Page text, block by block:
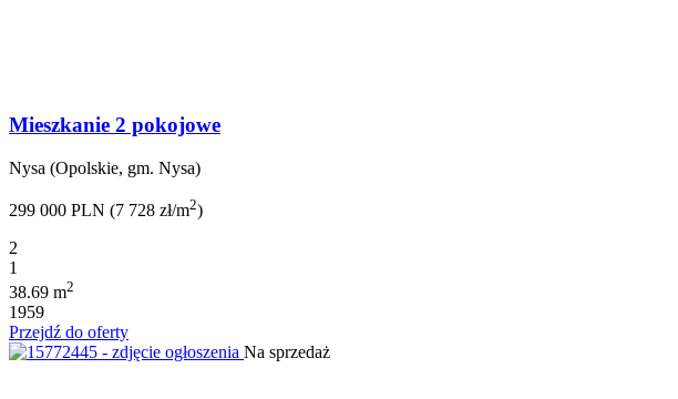
Mieszkanie 2 pokojowe
Nysa (Opolskie, gm. Nysa)
299 000 PLN (7 728 zł/m2)
2
1
38.69 m2
1959
Przejdź do oferty
Na sprzedaż